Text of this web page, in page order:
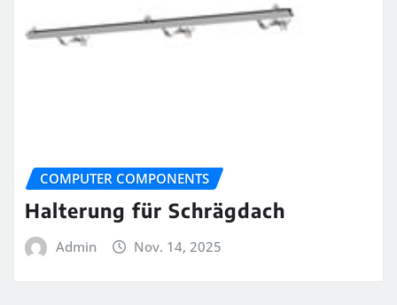
COMPUTER COMPONENTS
Halterung für Schrägdach
Admin Nov. 14, 2025